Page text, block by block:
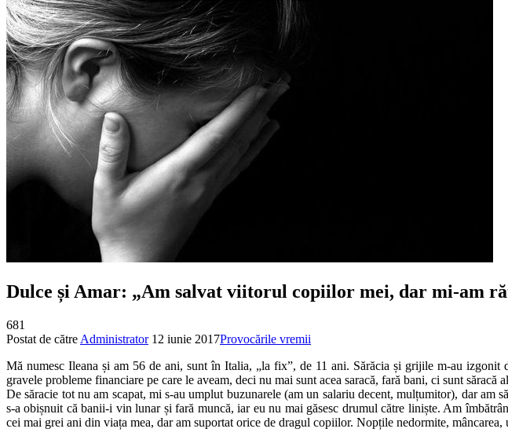
Dulce și Amar: „Am salvat viitorul copiilor mei, dar mi-am
681
Postat de către Administrator 12 iunie 2017Provocările vremii
Mă numesc Ileana și am 56 de ani, sunt în Italia, „la fix”, de 11 ani. Sărăcia și grijile m-au
gravele probleme financiare pe care le aveam, deci nu mai sunt acea saracă, fară bani, ci sunt săracă
De săracie tot nu am scapat, mi s-au umplut buzunarele (am un salariu decent, mulțumitor), dar
s-a obișnuit că banii-i vin lunar și fară muncă, iar eu nu mai găsesc drumul către liniște. Am
cei mai grei ani din viața mea, dar am suportat orice de dragul copiilor. Nopțile nedormite,